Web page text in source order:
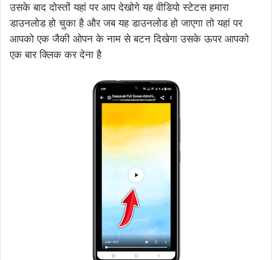
उसके बाद दोस्तों यहां पर आप देखोगे यह वीडियो स्टेटस हमारा
डाउनलोड हो चुका है और जब यह डाउनलोड हो जाएगा तो यहां पर
आपको एक जैकी ओपन के नाम से बटन दिखेगा उसके ऊपर आपको
एक बार क्लिक कर देना है